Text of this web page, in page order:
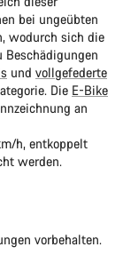
bei ungeübten
wodurch sich die
und vollgefederte
Die E-Bike
an
h, entkoppelt
werden.
vorbehalten.